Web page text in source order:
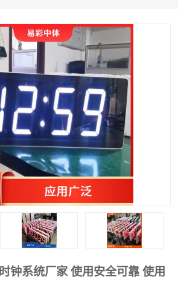
钟系统厂家 使用安全可靠 使用